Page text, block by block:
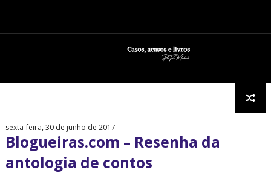
sexta-feira, 30 de junho de 2017
Blogueiras.com – Resenha da
antologia de contos